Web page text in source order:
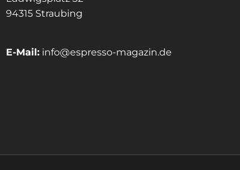
94315 Straubing
E-Mail: info@espresso-magazin.de